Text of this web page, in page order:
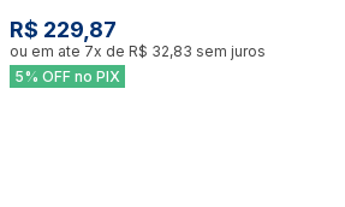
R$ 229,87
ou em ate 7x de R$ 32,83 sem juros
5% OFF no PIX